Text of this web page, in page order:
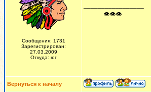
Сообщения: 1731
Зарегистрирован:
27.03.2009
Откуда: юг
ᅠ ᅠ ᅠ👁👁👁
Вернуться к началу